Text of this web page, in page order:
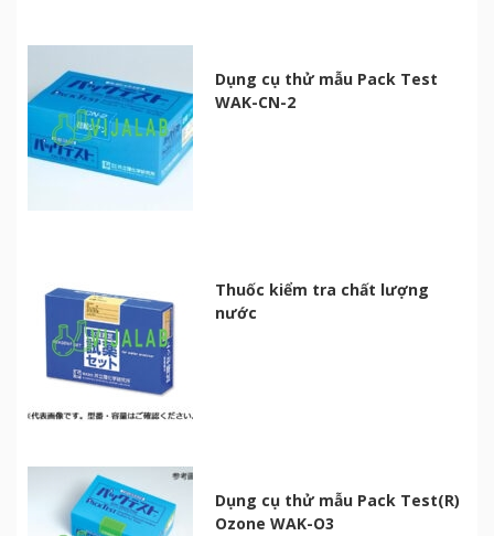
Dụng cụ thử mẫu Pack Test
WAK-CN-2
Thuốc kiểm tra chất lượng
nước
Dụng cụ thử mẫu Pack Test(R)
Ozone WAK-O3